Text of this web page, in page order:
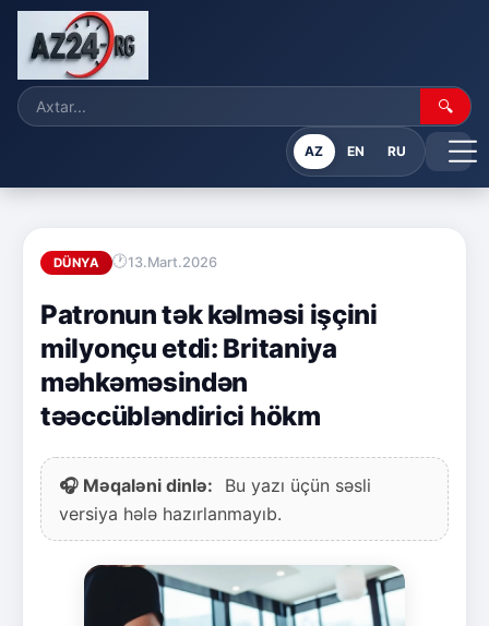
🔍
AZ EN RU
DÜNYA 13.Mart.2026
Patronun tək kəlməsi işçini
milyonçu etdi: Britaniya
məhkəməsindən
təəccübləndirici hökm
🎧 Məqaləni dinlə:
Bu yazı üçün səsli
versiya hələ hazırlanmayıb.